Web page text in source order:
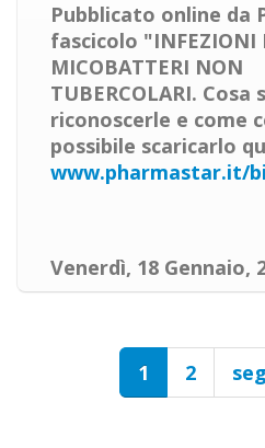
Pubblicato online da
fascicolo "INFEZIONI
MICOBATTERI NON
TUBERCOLARI. Cosa
riconoscerle e come
possibile scaricarlo
www.pharmastar.it/
Venerdì, 18 Gennaio,
Pagine1 2